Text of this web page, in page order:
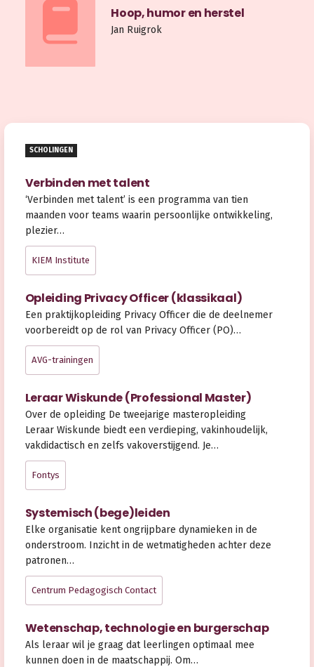
Hoop, humor en herstel
Jan Ruigrok
SCHOLINGEN
Verbinden met talent
‘Verbinden met talent’ is een programma van tien
maanden voor teams waarin persoonlijke ontwikkeling,
plezier…
KIEM Institute
Opleiding Privacy Officer (klassikaal)
Een praktijkopleiding Privacy Officer die de deelnemer
voorbereidt op de rol van Privacy Officer (PO)…
AVG-trainingen
Leraar Wiskunde (Professional Master)
Over de opleiding De tweejarige masteropleiding
Leraar Wiskunde biedt een verdieping, vakinhoudelijk,
vakdidactisch en zelfs vakoverstijgend. Je…
Fontys
Systemisch (bege)leiden
Elke organisatie kent ongrijpbare dynamieken in de
onderstroom. Inzicht in de wetmatigheden achter deze
patronen…
Centrum Pedagogisch Contact
Wetenschap, technologie en burgerschap
Als leraar wil je graag dat leerlingen optimaal mee
kunnen doen in de maatschappij. Om…